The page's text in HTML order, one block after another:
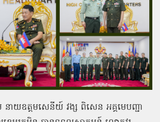
នាយឧត្តមសេនីយ៍ វង្ស ពិសេន អគ្គមេបញ្ជា